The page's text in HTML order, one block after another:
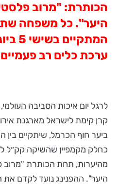
הכותרת: "מרוב
היער". כל משפחה
ערכת כלים רב
קרן קימת לישראל מארגנת
כחלק מקמפיין שהשיקה קק״ל
מהיערות, תחת הכותרת "מרוב
היער". ההפנינג נועד לקדם